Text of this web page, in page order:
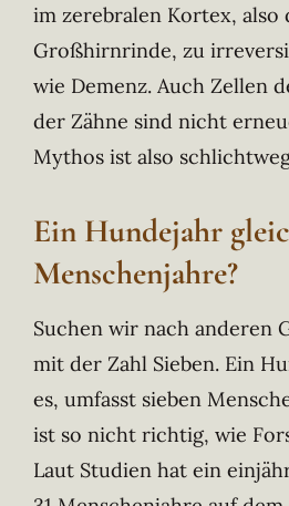
im zerebralen Kortex, also
Großhirnrinde, zu
wie Demenz. Auch Zellen
der Zähne sind nicht
Mythos ist also
Ein Hundejahr
Menschenjahre?
Suchen wir nach anderen
mit der Zahl Sieben. Ein
es, umfasst sieben
ist so nicht richtig, wie
Laut Studien hat ein